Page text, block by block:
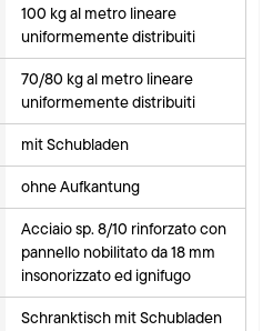
100 kg al metro lineare
uniformemente distribuiti
70/80 kg al metro lineare
uniformemente distribuiti
mit Schubladen
ohne Aufkantung
Acciaio sp. 8/10 rinforzato con
pannello nobilitato da 18 mm
insonorizzato ed ignifugo
Schranktisch mit Schubladen